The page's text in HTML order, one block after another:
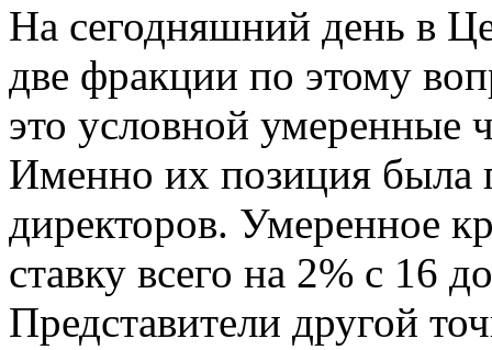
На сегодняшний день в
две фракции по этому
это условной умеренные
Именно их позиция была
директоров. Умеренное
ставку всего на 2% с 16
Представители другой